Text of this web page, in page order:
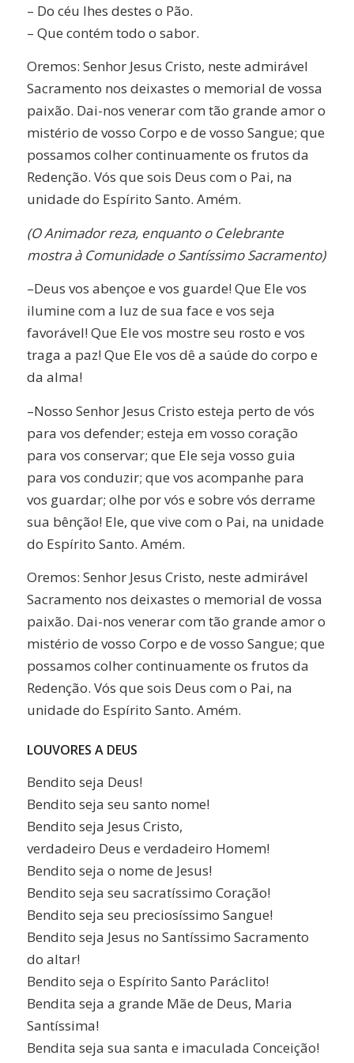
– Do céu lhes destes o Pão.
– Que contém todo o sabor.
Oremos: Senhor Jesus Cristo, neste admirável
Sacramento nos deixastes o memorial de vossa
paixão. Dai-nos venerar com tão grande amor o
mistério de vosso Corpo e de vosso Sangue; que
possamos colher continuamente os frutos da
Redenção. Vós que sois Deus com o Pai, na
unidade do Espírito Santo. Amém.
(O Animador reza, enquanto o Celebrante
mostra à Comunidade o Santíssimo Sacramento)
–Deus vos abençoe e vos guarde! Que Ele vos
ilumine com a luz de sua face e vos seja
favorável! Que Ele vos mostre seu rosto e vos
traga a paz! Que Ele vos dê a saúde do corpo e
da alma!
–Nosso Senhor Jesus Cristo esteja perto de vós
para vos defender; esteja em vosso coração
para vos conservar; que Ele seja vosso guia
para vos conduzir; que vos acompanhe para
vos guardar; olhe por vós e sobre vós derrame
sua bênção! Ele, que vive com o Pai, na unidade
do Espírito Santo. Amém.
Oremos: Senhor Jesus Cristo, neste admirável
Sacramento nos deixastes o memorial de vossa
paixão. Dai-nos venerar com tão grande amor o
mistério de vosso Corpo e de vosso Sangue; que
possamos colher continuamente os frutos da
Redenção. Vós que sois Deus com o Pai, na
unidade do Espírito Santo. Amém.
LOUVORES A DEUS
Bendito seja Deus!
Bendito seja seu santo nome!
Bendito seja Jesus Cristo,
verdadeiro Deus e verdadeiro Homem!
Bendito seja o nome de Jesus!
Bendito seja seu sacratíssimo Coração!
Bendito seja seu preciosíssimo Sangue!
Bendito seja Jesus no Santíssimo Sacramento
do altar!
Bendito seja o Espírito Santo Paráclito!
Bendita seja a grande Mãe de Deus, Maria
Santíssima!
Bendita seja sua santa e imaculada Conceição!